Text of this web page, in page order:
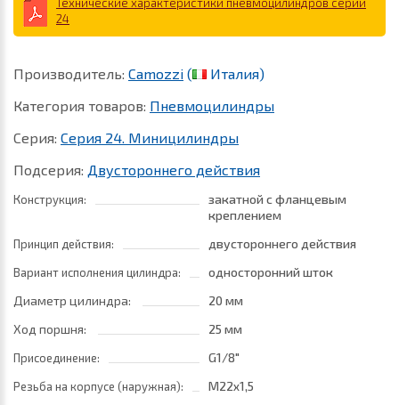
24
Производитель: Camozzi (
Италия)
Категория товаров: Пневмоцилиндры
Серия: Серия 24. Миницилиндры
Подсерия: Двустороннего действия
Конструкция:
закатной с фланцевым
креплением
Принцип действия: двустороннего действия
Вариант исполнения цилиндра:
односторонний шток
Диаметр цилиндра:
20 мм
Ход поршня:
25 мм
Присоединение: G1/8"
Резьба на корпусе (наружная): M22x1,5